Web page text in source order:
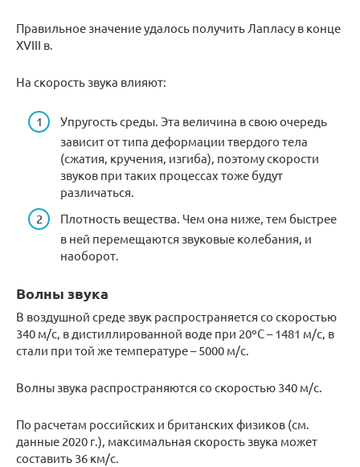
Правильное значение удалось получить Лапласу в конце
XVIII в.
На скорость звука влияют:
Упругость среды. Эта величина в свою очередь
зависит от типа деформации твердого тела
(сжатия, кручения, изгиба), поэтому скорости
звуков при таких процессах тоже будут
различаться.
Плотность вещества. Чем она ниже, тем быстрее
в ней перемещаются звуковые колебания, и
наоборот.
Волны звука
В воздушной среде звук распространяется со скоростью
340 м/с, в дистиллированной воде при 20ºС – 1481 м/с, в
стали при той же температуре – 5000 м/с.
Волны звука распространяются со скоростью 340 м/с.
По расчетам российских и британских физиков (см.
данные 2020 г.), максимальная скорость звука может
составить 36 км/с.